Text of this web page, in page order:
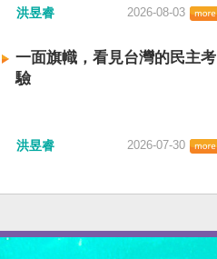
洪昱睿 2026-08-03
一面旗幟，看見台灣的民主考
驗
洪昱睿 2026-07-30